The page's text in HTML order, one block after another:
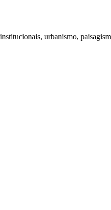
urbanismo,